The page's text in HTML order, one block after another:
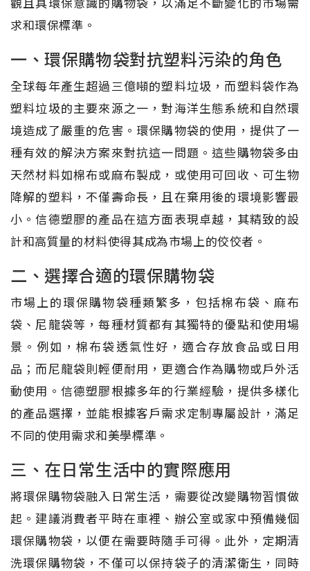
觀且具環保意識的購物袋，以滿足不斷變化的市場需
求和環保標準。
一、環保購物袋對抗塑料污染的角色
全球每年產生超過三億噸的塑料垃圾，而塑料袋作為
塑料垃圾的主要來源之一，對海洋生態系統和自然環
境造成了嚴重的危害。環保購物袋的使用，提供了一
種有效的解決方案來對抗這一問題。這些購物袋多由
天然材料如棉布或麻布製成，或使用可回收、可生物
降解的塑料，不僅壽命長，且在棄用後的環境影響最
小。信德塑膠的產品在這方面表現卓越，其精致的設
計和高質量的材料使得其成為市場上的佼佼者。
二、選擇合適的環保購物袋
市場上的環保購物袋種類繁多，包括棉布袋、麻布
袋、尼龍袋等，每種材質都有其獨特的優點和使用場
景。例如，棉布袋透氣性好，適合存放食品或日用
品；而尼龍袋則輕便耐用，更適合作為購物或戶外活
動使用。信德塑膠根據多年的行業經驗，提供多樣化
的產品選擇，並能根據客戶需求定制專屬設計，滿足
不同的使用需求和美學標準。
三、在日常生活中的實際應用
將環保購物袋融入日常生活，需要從改變購物習慣做
起。建議消費者平時在車裡、辦公室或家中預備幾個
環保購物袋，以便在需要時隨手可得。此外，定期清
洗環保購物袋，不僅可以保持袋子的清潔衛生，同時